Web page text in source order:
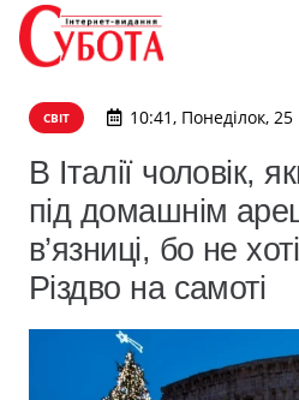
СВІТ 10:41, Понеділок,
В Італії чоловік,
під домашнім
в’язниці, бо не
Різдво на самоті